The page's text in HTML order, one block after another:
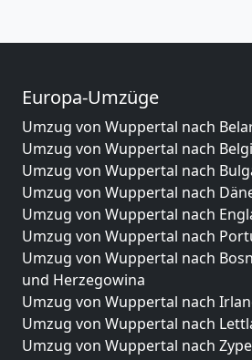
Europa-Umzüge
Umzug von Wuppertal nach
Umzug von Wuppertal nach
Umzug von Wuppertal nach
Umzug von Wuppertal nach
Umzug von Wuppertal nach
Umzug von Wuppertal nach
Umzug von Wuppertal nach
und Herzegowina
Umzug von Wuppertal nach
Umzug von Wuppertal nach
Umzug von Wuppertal nach